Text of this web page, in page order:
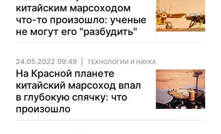
китайским марсоходом
что-то произошло: ученые
не могут его "разбудить"
24.05.2022 09:49 ТЕХНОЛОГИИ И НАУКА
На Красной планете
китайский марсоход впал
в глубокую спячку: что
произошло